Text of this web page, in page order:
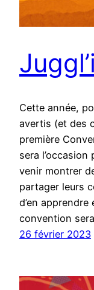
Cette année,
avertis (et des
première
sera
venir montrer
partager leurs
d’en
convention
26 février 2023